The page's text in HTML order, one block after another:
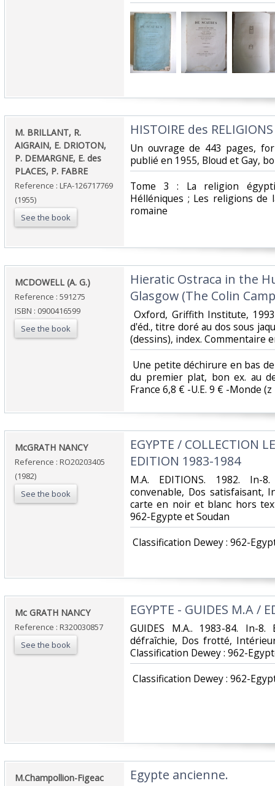
‎M. BRILLANT, R.
AIGRAIN, E. DRIOTON,
P. DEMARGNE, E. des
PLACES, P. FABRE‎
Reference : LFA-126717769
(1955)
See the book
‎HISTOIRE des RELIGIONS‎
‎Un ouvrage de 443 pages,
publié en 1955, Bloud et Gay,
‎Tome 3 : La religion
Hélléniques ; Les religions de
romaine‎
‎MCDOWELL (A. G.)‎
Reference : 591275
ISBN : 0900416599
See the book
‎Hieratic Ostraca in the
Glasgow (The Colin
Oxford, Griffith Institute,
d'éd., titre doré au dos sous
(dessins), index. Commentaire
Une petite déchirure en bas
du premier plat, bon ex. au
France 6,8 € -U.E. 9 € -Monde (z
‎McGRATH NANCY‎
Reference : RO20203405
(1982)
See the book
‎EGYPTE / COLLECTION
EDITION 1983-1984‎
‎M.A. EDITIONS. 1982. In-
convenable, Dos satisfaisant,
carte en noir et blanc hors
962-Egypte et Soudan‎
Classification Dewey : 962-
‎Mc GRATH NANCY‎
Reference : R320030857
See the book
‎EGYPTE - GUIDES M.A /
‎GUIDES M.A.. 1983-84. In-
défraîchie, Dos frotté,
Classification Dewey : 962-
Classification Dewey : 962-
‎M.Champollion-Figeac‎ ‎Egypte ancienne.‎